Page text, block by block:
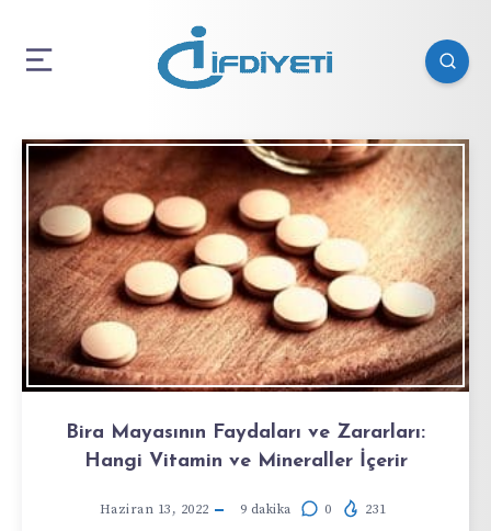
Bira Mayasının Faydaları ve Zararları:
Hangi Vitamin ve Mineraller İçerir
Haziran 13, 2022 9 dakika 0 231